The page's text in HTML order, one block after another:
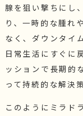
腺を狙い撃ちにし
り、一時的な腫れ
なく、ダウンタイ
日常生活にすぐに
ッションで長期的
って持続的な解決
このようにミラド